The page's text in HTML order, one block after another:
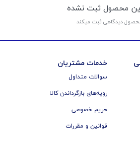
محصول ثبت نشده
محصول دیدگاهی ثبت میکند
خدمات مشتریان
سوالات متداول
رویه‌های بازگرداندن کالا
حریم خصوصی
قوانین و مقررات